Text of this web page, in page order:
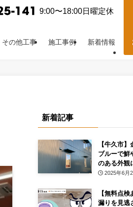
9:00〜18:00日曜定休
その他工事 施工事例 新着情報
新着記事
【牛久市
ブルーで鮮
のある外観
2025年6月
【無料点
漏りを見逃